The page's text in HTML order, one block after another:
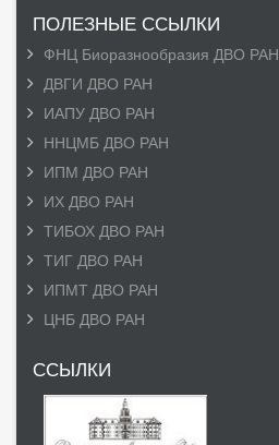
ПОЛЕЗНЫЕ ССЫЛКИ
ФНЦ Биоразнообразия ДВО РАН
ДВГИ ДВО РАН
ИАПУ ДВО РАН
ННЦМБ ДВО РАН
ИПМ ДВО РАН
ИХ ДВО РАН
ТИБОХ ДВО РАН
ТИГ ДВО РАН
ИПМТ ДВО РАН
ЦНБ ДВО РАН
ССЫЛКИ